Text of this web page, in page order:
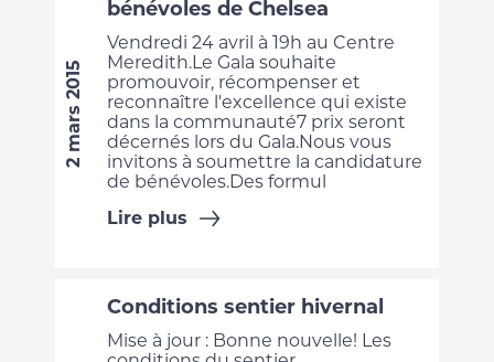
bénévoles de Chelsea
Vendredi 24 avril à 19h au Centre
Meredith.Le Gala souhaite
promouvoir, récompenser et
reconnaître l'excellence qui existe
dans la communauté7 prix seront
décernés lors du Gala.Nous vous
invitons à soumettre la candidature
de bénévoles.Des formul
Lire plus
2 mars 2015
Conditions sentier hivernal
Mise à jour : Bonne nouvelle! Les